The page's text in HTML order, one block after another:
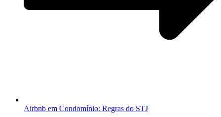
Airbnb em Condomínio: Regras do STJ